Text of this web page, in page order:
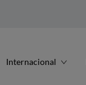
Internacional